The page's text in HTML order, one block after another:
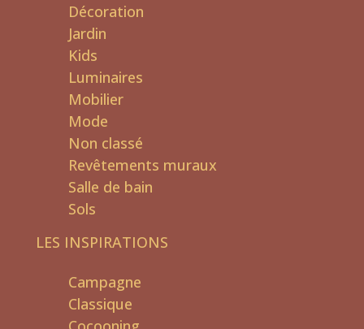
Décoration
Jardin
Kids
Luminaires
Mobilier
Mode
Non classé
Revêtements muraux
Salle de bain
Sols
LES INSPIRATIONS
Campagne
Classique